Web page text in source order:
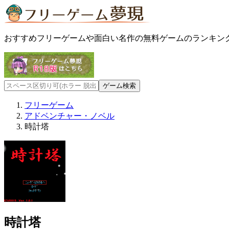
おすすめフリーゲームや面白い名作の無料ゲームのランキン
フリーゲーム
アドベンチャー・ノベル
時計塔
時計塔